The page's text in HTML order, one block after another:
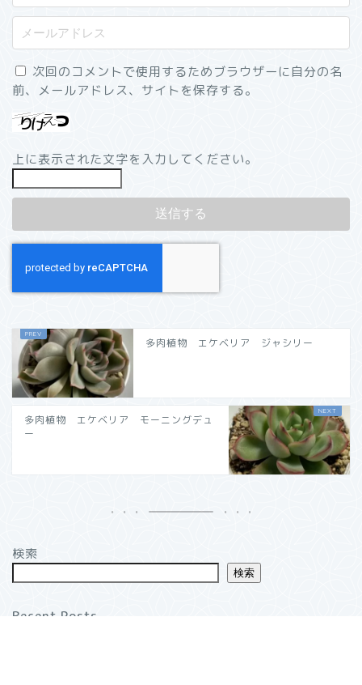
次回のコメントで使用するためブラウザーに自分の名
前、メールアドレス、サイトを保存する。
上に表示された文字を入力してください。
多肉植物 エケベリア ジャシリー
多肉植物 エケベリア モーニングデュ
ー
検索
検索
Recent Posts